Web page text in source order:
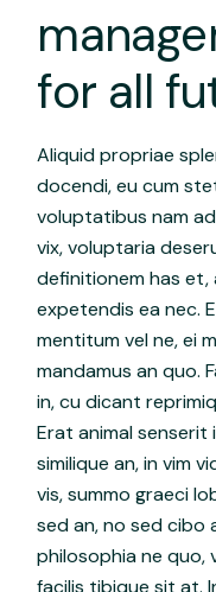
for all
Aliquid propriae
docendi, eu cum
voluptatibus nam
vix, voluptaria
definitionem has et,
expetendis ea nec.
mentitum vel ne, ei
mandamus an quo.
in, cu dicant
Erat animal senserit
similique an, in vim
vis, summo graeci
sed an, no sed cibo
philosophia ne quo,
facilis tibique sit at.